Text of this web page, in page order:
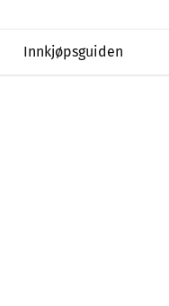
Innkjøpsguiden